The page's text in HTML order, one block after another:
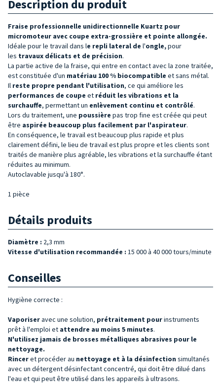
Description du produit
Fraise professionnelle unidirectionnelle Kuartz pour
micromoteur avec coupe extra-grossière et pointe allongée.
Idéale pour le travail dans le repli lateral de l'ongle,pour
les travaux délicats et de précision.
La partie active de la fraise, qui entre en contact avec la zone traitée,
est constituée d'un matériau 100 % biocompatible et sans métal.
Il reste propre pendant l'utilisation, ce qui améliore les
performances de coupe et réduit les vibrations et la
surchauffe, permettant un enlèvement continu et contrôlé.
Lors du traitement, une poussière pas trop fine est créée qui peut
être aspirée beaucoup plus facilement par l'aspirateur.
En conséquence, le travail est beaucoup plus rapide et plus
clairement défini, le lieu de travail est plus propre et les clients sont
traités de manière plus agréable, les vibrations et la surchauffe étant
réduites au minimum.
Autoclavable jusqu'à 180°.
1 pièce
Détails produits
Diamètre : 2,3 mm
Vitesse d'utilisation recommandée : 15 000 à 40 000 tours/minute
Conseilles
Hygiène correcte :
Vaporiseravec une solution, prétraitement pourinstruments
prêt à l'emploi et attendre au moins 5 minutes.
N'utilisez jamais de brosses métalliques abrasives pour le
nettoyage.
Rinceret procéder au nettoyage et à la désinfection simultanés
avec un détergent désinfectant concentré, qui doit être dilué dans
l'eau et qui peut être utilisé dans les appareils à ultrasons.